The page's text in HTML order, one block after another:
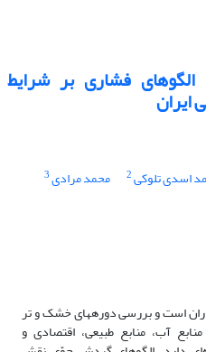
الگوهای فشاری بر شرایط
ایران
اسدی تلوکی2 محمد مرادی3
است و بررسی دوره‏های خشک و تر
آب، منابع طبیعی، اقتصادی و